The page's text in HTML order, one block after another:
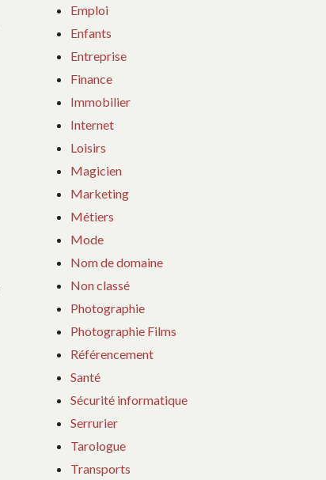
Emploi
Enfants
Entreprise
Finance
Immobilier
Internet
Loisirs
Magicien
Marketing
Métiers
Mode
Nom de domaine
Non classé
Photographie
Photographie Films
Référencement
Santé
Sécurité informatique
Serrurier
Tarologue
Transports